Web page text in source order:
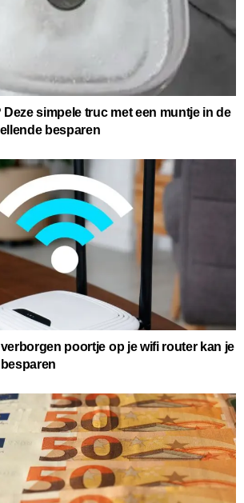
simpele truc met een muntje in de
besparen
poortje op je wifi router kan je